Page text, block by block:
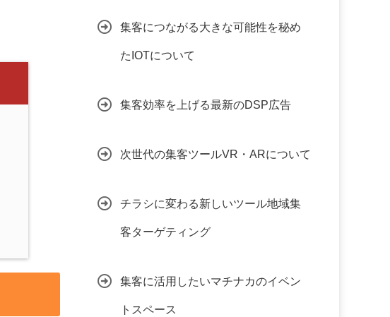
集客につながる大きな可能性を秘め
たIOTについて
集客効率を上げる最新のDSP広告
次世代の集客ツールVR・ARについて
チラシに変わる新しいツール地域集
客ターゲティング
集客に活用したいマチナカのイベン
トスペース